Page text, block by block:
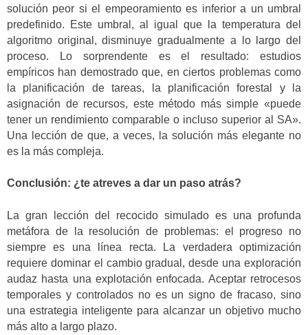
solución peor si el empeoramiento es inferior a un umbral
predefinido. Este umbral, al igual que la temperatura del
algoritmo original, disminuye gradualmente a lo largo del
proceso. Lo sorprendente es el resultado: estudios
empíricos han demostrado que, en ciertos problemas como
la planificación de tareas, la planificación forestal y la
asignación de recursos, este método más simple «puede
tener un rendimiento comparable o incluso superior al SA».
Una lección de que, a veces, la solución más elegante no
es la más compleja.
Conclusión: ¿te atreves a dar un paso atrás?
La gran lección del recocido simulado es una profunda
metáfora de la resolución de problemas: el progreso no
siempre es una línea recta. La verdadera optimización
requiere dominar el cambio gradual, desde una exploración
audaz hasta una explotación enfocada. Aceptar retrocesos
temporales y controlados no es un signo de fracaso, sino
una estrategia inteligente para alcanzar un objetivo mucho
más alto a largo plazo.